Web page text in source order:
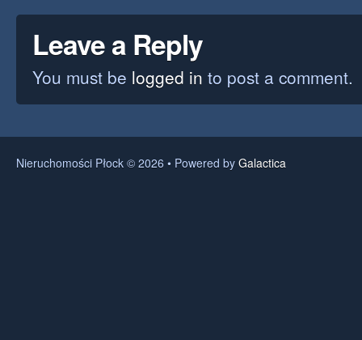
Leave a Reply
You must be logged in to post a comment.
Nieruchomości Płock © 2026 • Powered by Galactica